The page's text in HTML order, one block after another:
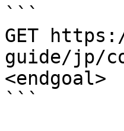
```
GET
guide/jp/
<endgoal>
```